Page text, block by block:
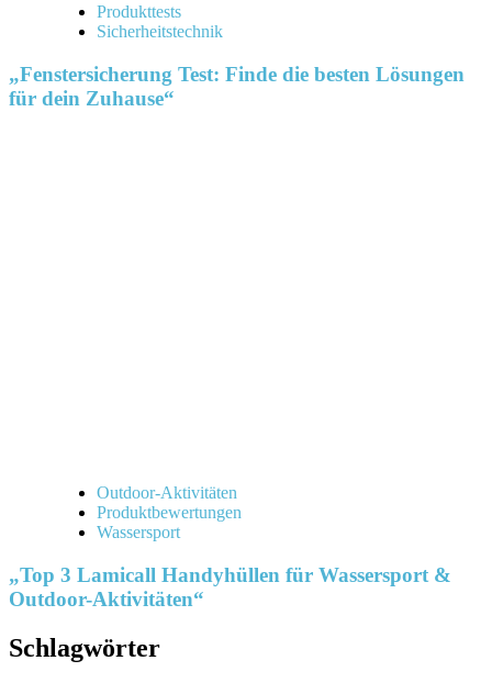
Produkttests
Sicherheitstechnik
„Fenstersicherung Test: Finde die besten Lösungen
für dein Zuhause“
Outdoor-Aktivitäten
Produktbewertungen
Wassersport
„Top 3 Lamicall Handyhüllen für Wassersport &
Outdoor-Aktivitäten“
Schlagwörter